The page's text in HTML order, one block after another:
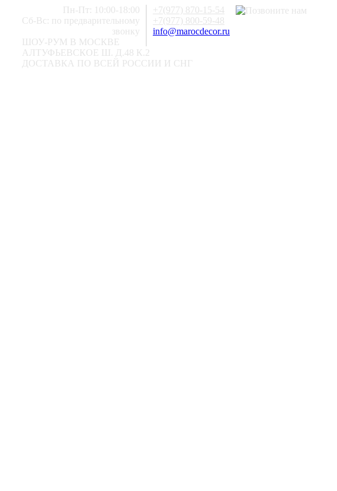
+7(977) 870-15-54
+7(977) 800-59-48
info@marocdecor.ru
Пн-Пт: 10:00-18:00
Сб-Вс: по предварительному
звонку
ШОУ-РУМ В МОСКВЕ
АЛТУФЬЕВСКОЕ Ш. Д.48 К.2
ДОСТАВКА ПО ВСЕЙ РОССИИ И СНГ